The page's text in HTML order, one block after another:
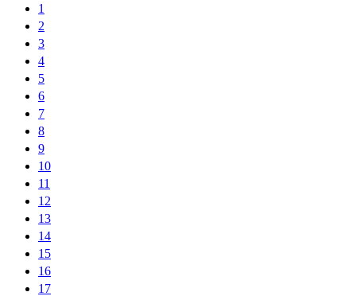
1
2
3
4
5
6
7
8
9
10
11
12
13
14
15
16
17